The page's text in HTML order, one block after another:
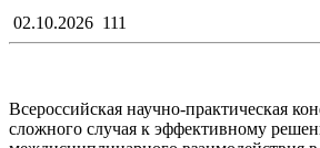
02.10.2026 111
Всероссийская научно-практическая
сложного случая к эффективному